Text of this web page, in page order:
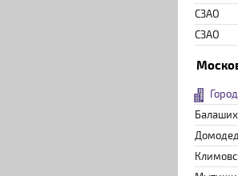
СЗАО
СЗАО
Город